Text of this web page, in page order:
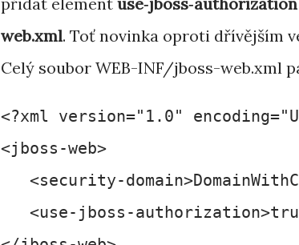
web.xml. Toť novinka oproti dřívějším
Celý soubor WEB-INF/jboss-web.xml
<?xml version="1.0"
<jboss-web>
<security-
<use-jboss-